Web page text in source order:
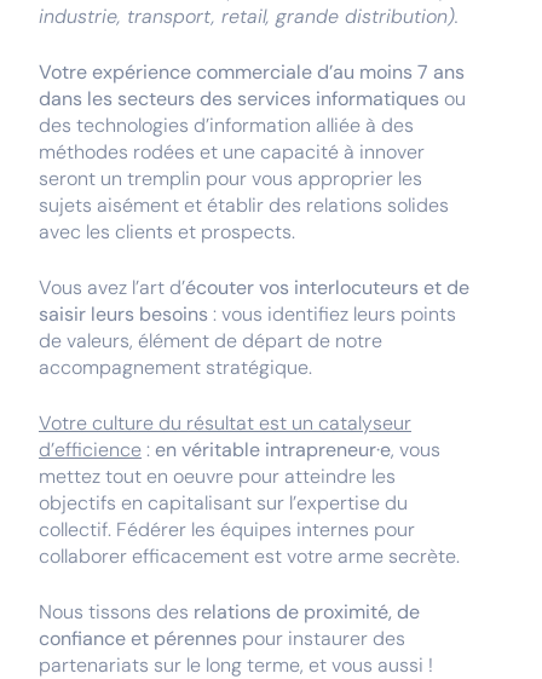
industrie, transport, retail, grande distribution).
Votre expérience commerciale d’au moins 7 ans
dans les secteurs des services informatiques ou
des technologies d’information alliée à des
méthodes rodées et une capacité à innover
seront un tremplin pour vous approprier les
sujets aisément et établir des relations solides
avec les clients et prospects.
Vous avez l’art d’écouter vos interlocuteurs et de
saisir leurs besoins : vous identifiez leurs points
de valeurs, élément de départ de notre
accompagnement stratégique.
Votre culture du résultat est un catalyseur
d’efficience: en véritable intrapreneur·e, vous
mettez tout en oeuvre pour atteindre les
objectifs en capitalisant sur l’expertise du
collectif. Fédérer les équipes internes pour
collaborer efficacement est votre arme secrète.
Nous tissons des relations de proximité, de
confiance et pérennes pour instaurer des
partenariats sur le long terme, et vous aussi !